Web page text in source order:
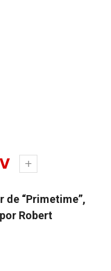
de “Primetime”,
Robert